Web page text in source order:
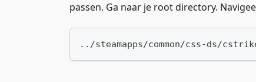
passen. Ga naar je root directory.
../steamapps/common/css-ds/